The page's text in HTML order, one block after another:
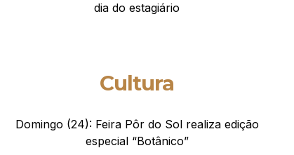
dia do estagiário
Cultura
Domingo (24): Feira Pôr do Sol realiza edição
especial “Botânico”